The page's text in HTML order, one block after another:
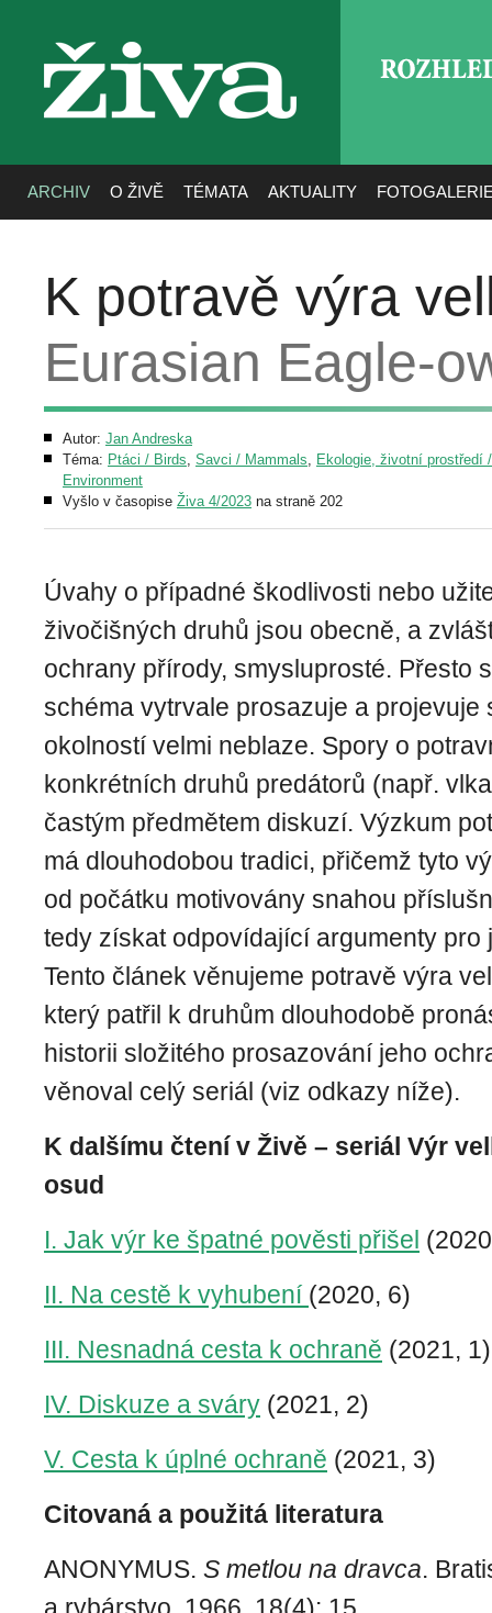
živa
ARCHIV O ŽIVĚ TÉMATA AKTUALITY
K potravě výra
Eurasian Eagle-
Autor: Jan Andreska
Téma: Ptáci / Birds, Savci / Mammals, Ekologie, životní prostředí
Environment
Vyšlo v časopise Živa 4/2023 na straně 202
Úvahy o případné škodlivosti nebo
živočišných druhů jsou obecně, a
ochrany přírody, smysluprosté. Přesto
schéma vytrvale prosazuje a projevuje
okolností velmi neblaze. Spory o
konkrétních druhů predátorů (např.
častým předmětem diskuzí. Výzkum
má dlouhodobou tradici, přičemž tyto
od počátku motivovány snahou
tedy získat odpovídající argumenty pro
Tento článek věnujeme potravě výra
který patřil k druhům dlouhodobě
historii složitého prosazo­vání jeho
věnoval celý seriál (viz odkazy níže).
K dalšímu čtení v Živě – seriál Výr
osud
I. Jak výr ke špatné pověsti přišel
II. Na cestě k vyhubení (2020, 6)
III. Nesnadná cesta k ochraně (2021, 1)
IV. Diskuze a sváry (2021, 2)
V. Cesta k úplné ochraně (2021, 3)
Citovaná a použitá literatura
ANONYMUS. S metlou na dravca.